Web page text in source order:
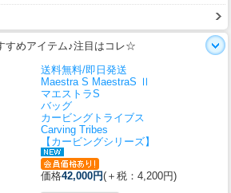
すめアイテム♪注目はコレ☆
送料無料/即日発送
Maestra S MaestraS Ⅱ
マエストラS
バッグ
カービングトライブス
Carving Tribes
【カービングシリーズ】
価格42,000円(＋税：4,200円)